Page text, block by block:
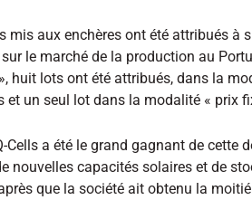
mis aux enchères ont été attribués à
le marché de la production au
huit lots ont été attribués, dans la
et un seul lot dans la modalité « prix
Cells a été le grand gagnant de cette
nouvelles capacités solaires et de
que la société ait obtenu la